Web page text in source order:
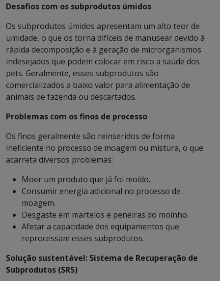
Desafios com os subprodutos úmidos
Os subprodutos úmidos apresentam um alto teor de
umidade, o que os torna difíceis de manusear devido à
rápida decomposição e à geração de microrganismos
indesejados que podem colocar em risco a saúde dos
pets. Geralmente, esses subprodutos são
comercializados a baixo valor para alimentação de
animais de fazenda ou descartados.
Problemas com os finos de processo
Os finos geralmente são reinseridos de forma
ineficiente no processo de moagem ou mistura, o que
acarreta diversos problemas:
Moer um produto que já foi moído.
Consumir energia adicional no processo de
moagem.
Desgaste em martelos e peneiras do moinho.
Afetar a capacidade dos equipamentos que
reprocessam esses subprodutos.
Solução sustentável: Sistema de Recuperação de
Subprodutos (SRS)